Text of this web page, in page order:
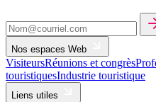
Nos espaces Web
VisiteursRéunions et congrès
touristiquesIndustrie touristique
Liens utiles